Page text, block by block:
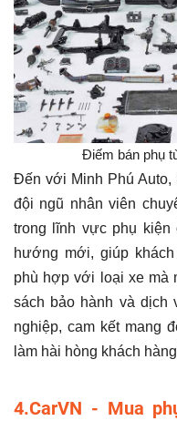
Điếm bán phụ
Đến với Minh Phú
đội ngũ nhân viên
trong lĩnh vực phụ kiện
hướng mới, giúp
phù hợp với loại xe mà
sách bảo hành và dịch
nghiệp, cam kết mang
làm hài hòng khách
4.CarVN - Mua